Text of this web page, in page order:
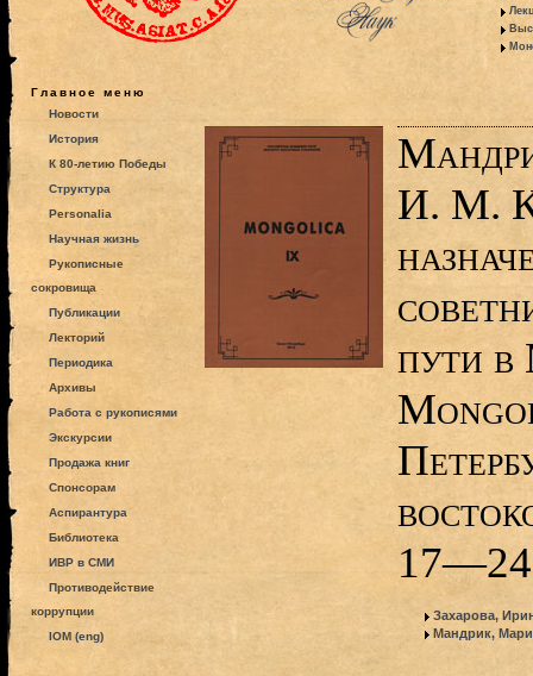
Главное меню
Новости
История
К 80-летию Победы
Структура
Personalia
Научная жизнь
Рукописные
сокровища
Публикации
Лекторий
Периодика
Архивы
Работа с рукописями
Экскурсии
Продажа книг
Спонсорам
Аспирантура
Библиотека
ИВР в СМИ
Противодействие
коррупции
IOM (eng)
И. М. К
пути
Захарова,
Мандрик,